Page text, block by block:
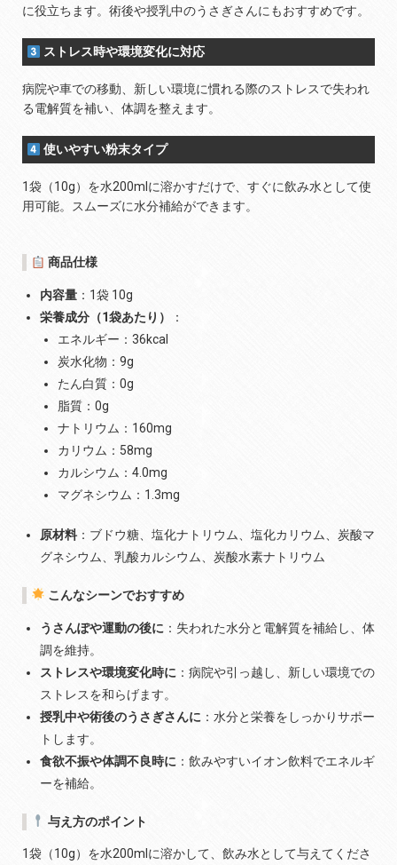
に役立ちます。術後や授乳中のうさぎさんにもおすすめです。
ストレス時や環境変化に対応
病院や車での移動、新しい環境に慣れる際のストレスで失われ
る電解質を補い、体調を整えます。
使いやすい粉末タイプ
1袋（10g）を水200mlに溶かすだけで、すぐに飲み水として使
用可能。スムーズに水分補給ができます。
商品仕様
内容量：1袋 10g
栄養成分（1袋あたり）
：
エネルギー：36kcal
炭水化物：9g
たん白質：0g
脂質：0g
ナトリウム：160mg
カリウム：58mg
カルシウム：4.0mg
マグネシウム：1.3mg
原材料：ブドウ糖、塩化ナトリウム、塩化カリウム、炭酸マ
グネシウム、乳酸カルシウム、炭酸水素ナトリウム
こんなシーンでおすすめ
うさんぽや運動の後に ：失われた水分と電解質を補給し、体
調を維持。
ストレスや環境変化時に ：病院や引っ越し、新しい環境での
ストレスを和らげます。
授乳中や術後のうさぎさんに ：水分と栄養をしっかりサポー
トします。
食欲不振や体調不良時に ：飲みやすいイオン飲料でエネルギ
ーを補給。
与え方のポイント
1袋（10g）を水200mlに溶かして、飲み水として与えてくださ